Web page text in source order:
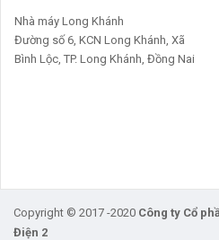
Nhà máy Long Khánh
Đường số 6, KCN Long Khánh, Xã
Bình Lộc, TP. Long Khánh, Đồng Nai
Copyright © 2017 -2020 Công ty Cổ
Điện 2